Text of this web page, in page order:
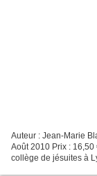
Auteur : Jean-Marie
Août 2010 Prix :
collège de jésuites à